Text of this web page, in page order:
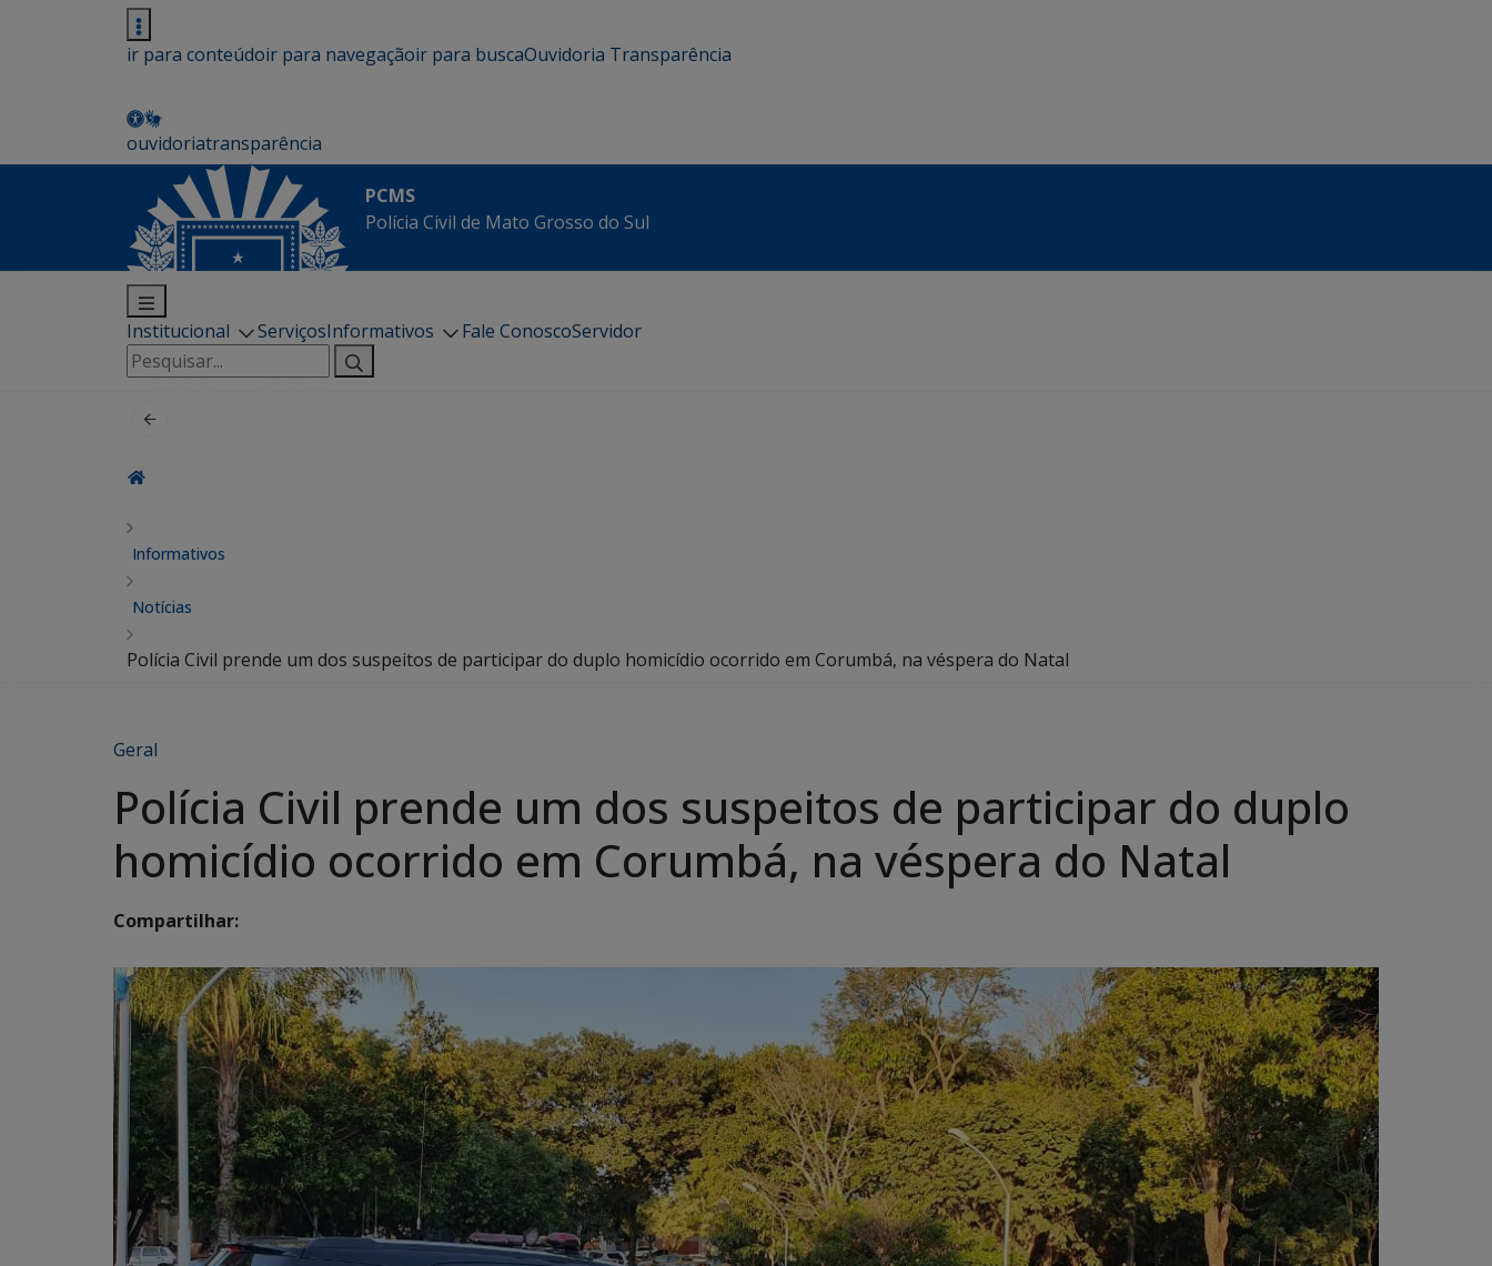
ir para conteúdoir para navegaçãoir para buscaOuvidoria Transparência
ouvidoriatransparência
PCMS
Polícia Civil de Mato Grosso do Sul
Institucional ServiçosInformativos Fale ConoscoServidor
Pesquisar
por:
Informativos
Notícias
Polícia Civil prende um dos suspeitos de participar do duplo homicídio ocorrido em Corumbá, na véspera do Natal
Geral
Polícia Civil prende um dos suspeitos de participar do duplo
homicídio ocorrido em Corumbá, na véspera do Natal
Compartilhar: